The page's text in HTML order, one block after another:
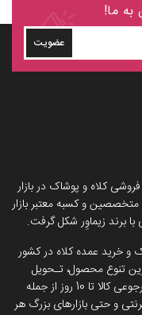
به ما!
عضویت
عمده فروشی کلاه و پوشاک در بازار
با تشکل جمعی از متخصصین و کسبه معتبر بازار
برند زیماوِر شکل گرفت.
و خرید عمده کلاه در کشور
تنوع محصول، تـحویل
فـوری و رایـگان درب منزل یا محل کار، امکان مرجوعی کالا تا 10 روز از جمله
و حتی بازارهای بزرگ هر